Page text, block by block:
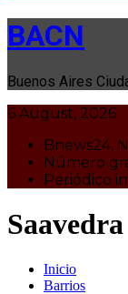
BACN
Buenos Aires
6 August, 2026
Bnews24,
Número
Periódico
Saavedra
Inicio
Barrios